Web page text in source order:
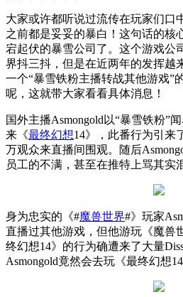
大家或许都听说过流传在玩家们口
之前都是妥妥的暴白！这句话的核
宕起伏的暴雪公司了。这个游戏公
界抖三抖，但是在近两年的发挥越
一个“暴雪铁粉主播转战其他游戏”
呢，这就带大家看看具体消息！
国外主播Asmongold 以“暴雪铁粉”
来《最终幻想14》，此番行为引来
万观众来直播间围观。随后
员工的不满，甚至在推特上骂其实
身为忠实的《#魔兽世界#》玩家
直播过其他游戏，但他游玩《魔兽
终幻想14》的行为确遭来了大量
Asmongold竟然会去玩《最终幻想14